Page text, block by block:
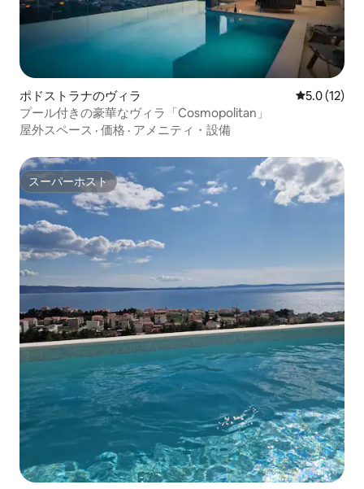
ポドストラナのヴィラ レビュー12
5.0 (12)
プール付きの豪華なヴィラ「Cosmopolitan」
屋外スペース · 価格 · アメニティ・設備
スーパーホスト
スーパーホスト